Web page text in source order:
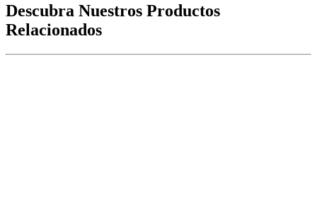
Descubra Nuestros Productos
Relacionados